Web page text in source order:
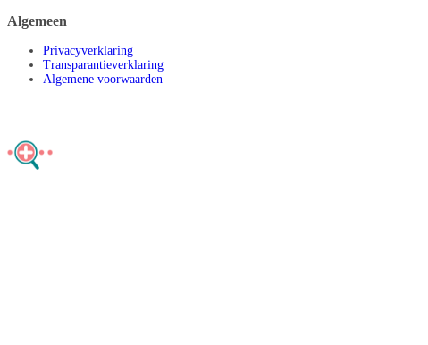
Algemeen
Privacyverklaring
Transparantieverklaring
Algemene voorwaarden